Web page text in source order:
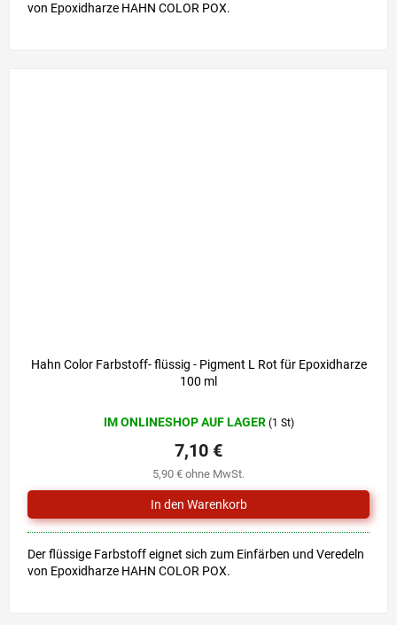
von Epoxidharze HAHN COLOR POX.
Hahn Color Farbstoff- flüssig - Pigment L Rot für Epoxidharze
100 ml
IM ONLINESHOP AUF LAGER (1 St)
5,90 € ohne MwSt.
7,10 €
Der flüssige Farbstoff eignet sich zum Einfärben und Veredeln
von Epoxidharze HAHN COLOR POX.